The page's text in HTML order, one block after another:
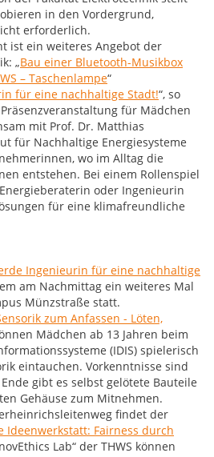
in den Vordergrund,
erforderlich.
ist ein weiteres Angebot der
„Bau einer Bluetooth-Musikbox
– Taschenlampe“
für eine nachhaltige Stadt!“, so
für Mädchen
mit Prof. Dr. Matthias
für Nachhaltige Energiesysteme
wo im Alltag die
entstehen. Bei einem Rollenspiel
oder Ingenieurin
für eine klimafreundliche
Ingenieurin für eine nachhaltige
am Nachmittag ein weiteres Mal
Münzstraße statt.
zum Anfassen - Löten,
Mädchen ab 13 Jahren beim
(IDIS) spielerisch
eintauchen. Vorkenntnisse sind
gibt es selbst gelötete Bauteile
Gehäuse zum Mitnehmen.
findet der
Ideenwerkstatt: Fairness durch
Lab“ der THWS können